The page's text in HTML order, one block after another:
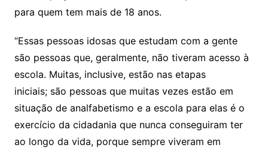
para quem tem mais de 18 anos.
“Essas pessoas idosas que estudam com a gente
são pessoas que, geralmente, não tiveram acesso à
escola. Muitas, inclusive, estão nas etapas
iniciais; são pessoas que muitas vezes estão em
situação de analfabetismo e a escola para elas é o
exercício da cidadania que nunca conseguiram ter
ao longo da vida, porque sempre viveram em